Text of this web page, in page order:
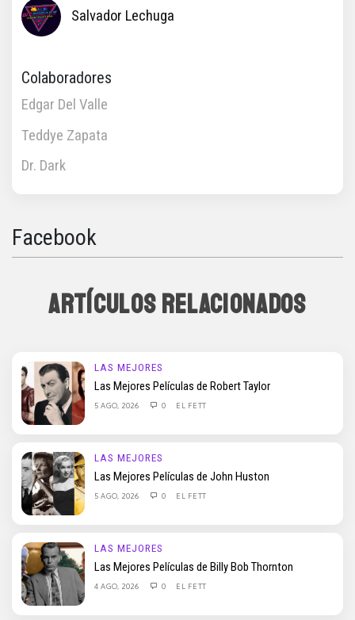
Salvador Lechuga
Colaboradores
Edgar Del Valle
Teddye Zapata
Dr. Dark
Facebook
ARTÍCULOS RELACIONADOS
LAS MEJORES
Las Mejores Películas de Robert Taylor
5 AGO, 2026 0 EL FETT
LAS MEJORES
Las Mejores Películas de John Huston
5 AGO, 2026 0 EL FETT
LAS MEJORES
Las Mejores Películas de Billy Bob Thornton
4 AGO, 2026 0 EL FETT